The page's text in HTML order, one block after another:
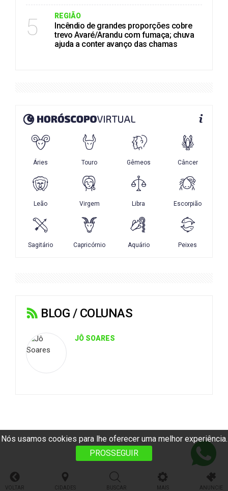
Nós usamos cookies para lhe oferecer uma melhor experiência.
PROSSEGUIR
5 REGIÃO
Incêndio de grandes proporções cobre
trevo Avaré/Arandu com fumaça; chuva
ajuda a conter avanço das chamas
BLOG / COLUNAS
JÔ SOARES
VOLTAR CIDADES BUSCAR MAIS ANUNCIE